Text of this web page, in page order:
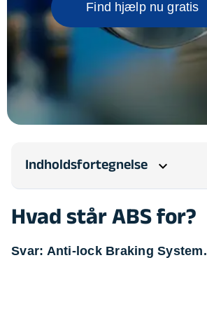
Find hjælp nu gratis
Indholdsfortegnelse expand_more
Hvad står ABS for?
Svar: Anti-lock Braking System.